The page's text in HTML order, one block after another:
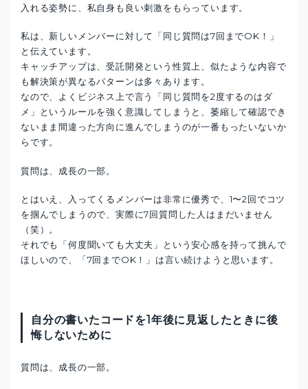
入れる姿勢に、私自身も良い刺激をもらっています。
私は、新しいメンバーに対して「同じ質問は7回までOK！」
と伝えています。
キャッチアップは、受託開発という性質上、似たような内容で
も解決策が異なるパターンは多々あります。
なので、よくビジネス上で言う「同じ質問を2度するのはダ
メ」というルールを強く意識してしまうと、萎縮して確認でき
ないまま間違った方向に進んでしまうのが一番もったいないか
らです。
質問は、成長の一部。
とはいえ、入ってくるメンバーは非常に優秀で、1〜2回でコツ
を掴んでしまうので、実際に7回質問した人はまだいません
（笑）。
それでも「何度聞いても大丈夫」という安心感を持って挑んで
ほしいので、「7回までOK！」は言い続けようと思います。
自分の書いたコードを1年後に見返したときに後
悔しないために
質問は、成長の一部。